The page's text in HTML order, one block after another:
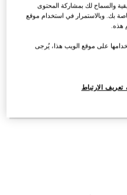
والسماح لك بمشاركة المحتوى
بك. وبالاستمرار في استخدام موقع
هذه.
على موقع الويب هذا، يُرجى
الارتباط